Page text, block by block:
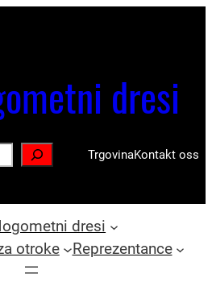
dresi
TrgovinaKontakt oss
dresi
otroke
Reprezentance